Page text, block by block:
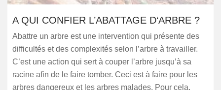
A QUI CONFIER L’ABATTAGE D‘ARBRE ?
Abattre un arbre est une intervention qui présente des
difficultés et des complexités selon l’arbre à travailler.
C’est une action qui sert à couper l’arbre jusqu’à sa
racine afin de le faire tomber. Ceci est à faire pour les
arbres dangereux et les arbres malades. Pour cela,